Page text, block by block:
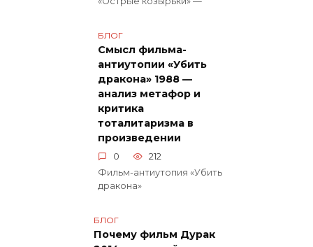
БЛОГ
Смысл фильма-
антиутопии «Убить
дракона» 1988 —
анализ метафор и
критика
тоталитаризма в
произведении
0
212
Фильм-антиутопия «Убить
дракона»
БЛОГ
Почему фильм Дурак